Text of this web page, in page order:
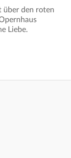
über den roten
Liebe.